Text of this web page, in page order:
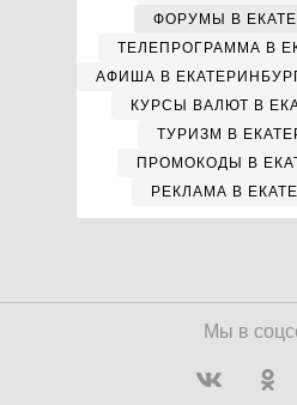
ФОРУМЫ В
ТЕЛЕПРОГРАММА В
АФИША В
КУРСЫ ВАЛЮТ В
ТУРИЗМ В
ПРОМОКОДЫ В
РЕКЛАМА В
Мы в